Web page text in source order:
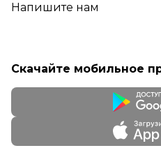
Напишите нам
Скачайте мобильное